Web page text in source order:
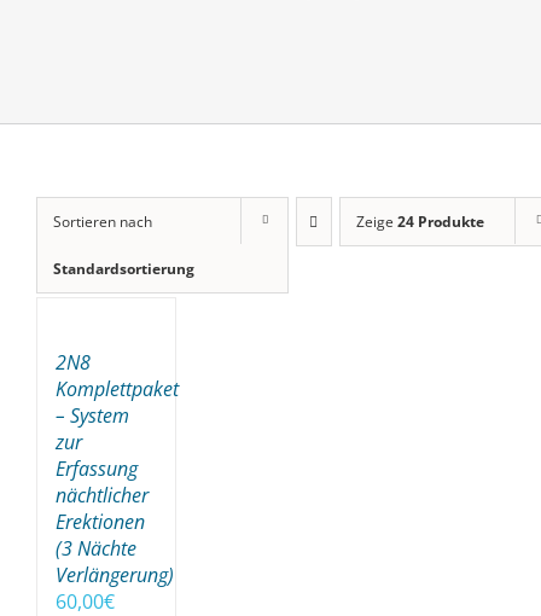
Sortieren nach
Standardsortierung
Zeige 24 Produkte
2N8
Komplettpaket
– System
zur
Erfassung
nächtlicher
Erektionen
(3 Nächte
Verlängerung)
60,00€